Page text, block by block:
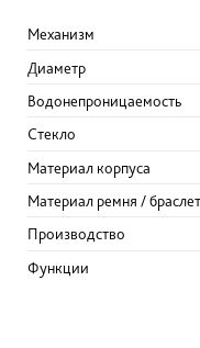
Механизм
Диаметр
Водонепроницаемость
Стекло
Материал корпуса
Материал ремня /
Производство
Функции